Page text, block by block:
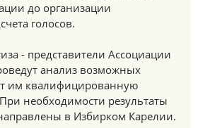
до организации
голосов.
- представители Ассоциации
анализ возможных
им квалифицированную
необходимости результаты
в Избирком Карелии.